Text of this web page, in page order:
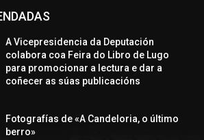
A Vicepresidencia da Deputación
colabora coa Feira do Libro de Lugo
para promocionar a lectura e dar a
coñecer as súas publicacións
Fotografías de «A Candeloria, o último
berro»